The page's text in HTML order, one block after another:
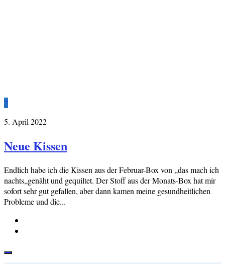
7
5. April 2022
Neue Kissen
Endlich habe ich die Kissen aus der Februar-Box von „das mach ich
nachts„genäht und gequiltet. Der Stoff aus der Monats-Box hat mir
sofort sehr gut gefallen, aber dann kamen meine gesundheitlichen
Probleme und die...